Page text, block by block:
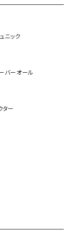
ニック
バーオール
ター